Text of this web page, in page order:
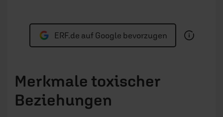
ERF.de auf Google bevorzugen
Merkmale toxischer
Beziehungen